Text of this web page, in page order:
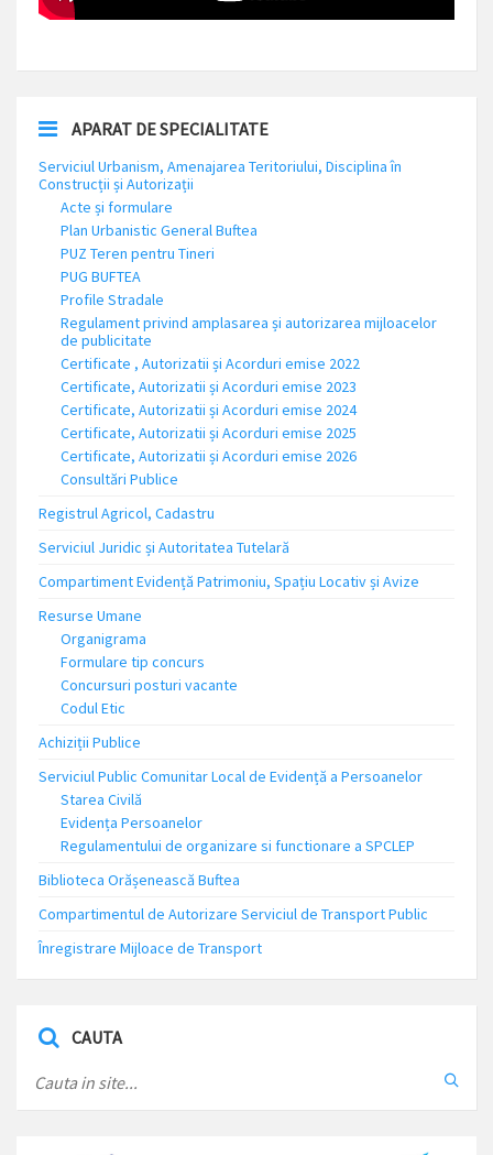
APARAT DE SPECIALITATE
Serviciul Urbanism, Amenajarea Teritoriului, Disciplina în
Construcții și Autorizații
Acte și formulare
Plan Urbanistic General Buftea
PUZ Teren pentru Tineri
PUG BUFTEA
Profile Stradale
Regulament privind amplasarea și autorizarea mijloacelor
de publicitate
Certificate , Autorizatii și Acorduri emise 2022
Certificate, Autorizatii și Acorduri emise 2023
Certificate, Autorizatii și Acorduri emise 2024
Certificate, Autorizatii și Acorduri emise 2025
Certificate, Autorizatii și Acorduri emise 2026
Consultări Publice
Registrul Agricol, Cadastru
Serviciul Juridic și Autoritatea Tutelară
Compartiment Evidență Patrimoniu, Spațiu Locativ și Avize
Resurse Umane
Organigrama
Formulare tip concurs
Concursuri posturi vacante
Codul Etic
Achiziții Publice
Serviciul Public Comunitar Local de Evidență a Persoanelor
Starea Civilă
Evidența Persoanelor
Regulamentului de organizare si functionare a SPCLEP
Biblioteca Orășenească Buftea
Compartimentul de Autorizare Serviciul de Transport Public
Înregistrare Mijloace de Transport
CAUTA